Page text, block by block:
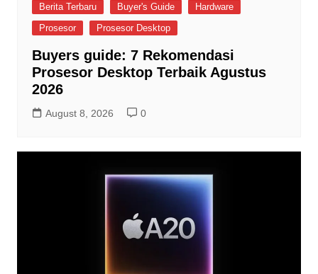
Berita Terbaru Buyer's Guide
Hardware
Prosesor
Prosesor Desktop
Buyers guide: 7 Rekomendasi
Prosesor Desktop Terbaik Agustus
2026
August 8, 2026 0